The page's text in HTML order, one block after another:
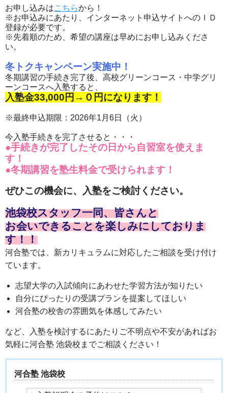
お申し込みはこちらから！
※お申込みにあたり、インターネット申込サイトへのＩＤ
登録が必要です。
※先着順のため、希望の講座は早めにお申し込みくださ
い。
冬トクキャンペーン実施中！
冬期講習の手続き完了後、高校グリーンコース・中学グリ
ーンコースへ入塾すると、
入塾金33,000円→０円になります！
※最終申込期限：2026年1月6日（火）
今入塾手続きを完了させると・・・
●手続きが完了したその日から自習室を使えま
す！
●冬期講習を塾生料金で受けられます！
ぜひこの機会に、入塾をご検討ください。
池袋校スタッフ一同、皆さんと
お会いできることを楽しみにしておりま
す！！
河合塾では、新カリキュラムに対応したご相談を受け付け
ています。
志望大学の入試傾向にあわせた学習方法が知りたい
自分にぴったりの受講プランを提案してほしい
河合塾の校舎の雰囲気を体感してみたい
など、入塾を検討するにあたりご不明点や不安があればお
気軽に河合塾 池袋校までご相談ください！
河合塾 池袋校